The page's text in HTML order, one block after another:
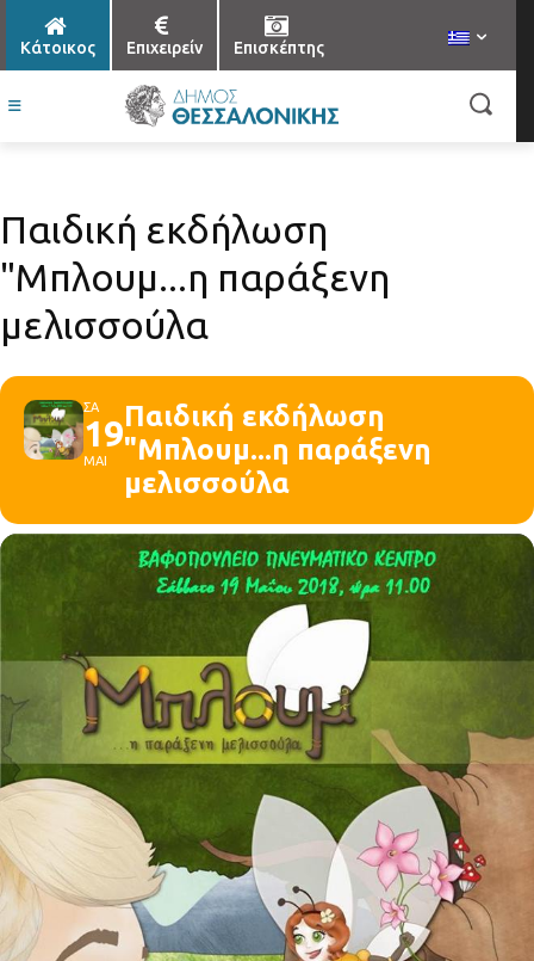
Κάτοικος Επιχειρείν Επισκέπτης
Παιδική εκδήλωση
"Μπλουμ...η παράξενη
μελισσούλα
ΣΑ
19
ΜΑΙ
Παιδική εκδήλωση
"Μπλουμ...η παράξενη
μελισσούλα